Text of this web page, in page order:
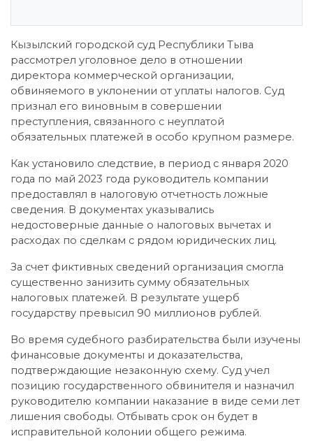
Кызылский городской суд Республики Тыва
рассмотрел уголовное дело в отношении
директора коммерческой организации,
обвиняемого в уклонении от уплаты налогов. Суд
признал его виновным в совершении
преступления, связанного с неуплатой
обязательных платежей в особо крупном размере.
Как установило следствие, в период с января 2020
года по май 2023 года руководитель компании
предоставлял в налоговую отчетность ложные
сведения. В документах указывались
недостоверные данные о налоговых вычетах и
расходах по сделкам с рядом юридических лиц.
За счет фиктивных сведений организация смогла
существенно занизить сумму обязательных
налоговых платежей. В результате ущерб
государству превысил 90 миллионов рублей.
Во время судебного разбирательства были изучены
финансовые документы и доказательства,
подтверждающие незаконную схему. Суд учел
позицию государственного обвинителя и назначил
руководителю компании наказание в виде семи лет
лишения свободы. Отбывать срок он будет в
исправительной колонии общего режима.